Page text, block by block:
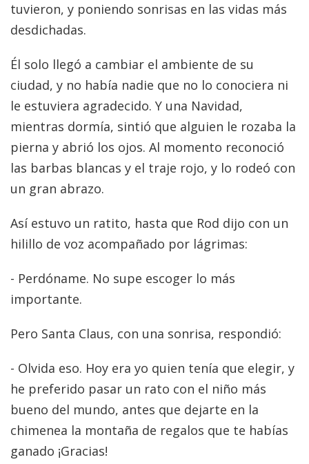
tuvieron, y poniendo sonrisas en las vidas más
desdichadas.
Él solo llegó a cambiar el ambiente de su
ciudad, y no había nadie que no lo conociera ni
le estuviera agradecido. Y una Navidad,
mientras dormía, sintió que alguien le rozaba la
pierna y abrió los ojos. Al momento reconoció
las barbas blancas y el traje rojo, y lo rodeó con
un gran abrazo.
Así estuvo un ratito, hasta que Rod dijo con un
hilillo de voz acompañado por lágrimas:
- Perdóname. No supe escoger lo más
importante.
Pero Santa Claus, con una sonrisa, respondió:
- Olvida eso. Hoy era yo quien tenía que elegir, y
he preferido pasar un rato con el niño más
bueno del mundo, antes que dejarte en la
chimenea la montaña de regalos que te habías
ganado ¡Gracias!